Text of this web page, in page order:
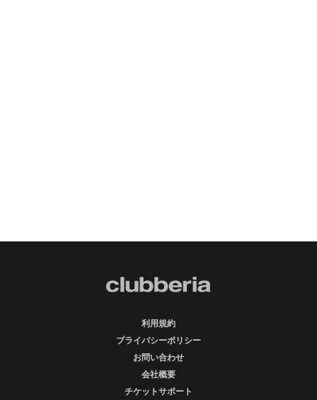
利用規約
プライバシーポリシー
お問い合わせ
会社概要
チケットサポート